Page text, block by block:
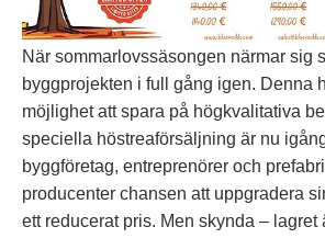
När sommarlovssäsongen närmar sig
byggprojekten i full gång igen. Denna
möjlighet att spara på högkvalitativa
speciella höstreaförsäljning är nu
byggföretag, entreprenörer och
producenter chansen att uppgradera
ett reducerat pris. Men skynda – lagret